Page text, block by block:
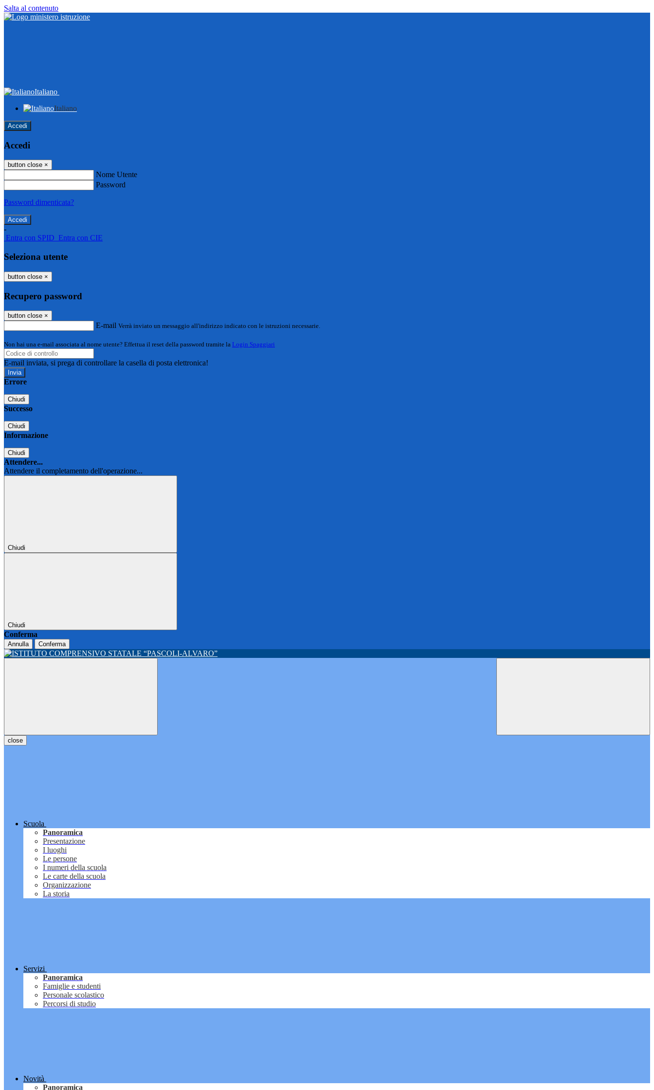
Salta al contenuto
Italiano
Italiano
Accedi
Accedi
button close ×
Nome Utente
Password
Password dimenticata?
-
Entra con SPID Entra con CIE
Seleziona utente
button close ×
Recupero password
button close ×
E-mail Verrà inviato un messaggio all'indirizzo indicato con le istruzioni necessarie.
Non hai una e-mail associata al nome utente? Effettua il reset della password tramite la Login Spaggiari
E-mail inviata, si prega di controllare la casella di posta elettronica!
Errore
Chiudi
Successo
Chiudi
Informazione
Chiudi
Attendere...
Attendere il completamento dell'operazione...
Chiudi
Chiudi
Conferma
Annulla Conferma
close
Scuola
Panoramica
Presentazione
I luoghi
Le persone
I numeri della scuola
Le carte della scuola
Organizzazione
La storia
Servizi
Panoramica
Famiglie e studenti
Personale scolastico
Percorsi di studio
Novità
Panoramica